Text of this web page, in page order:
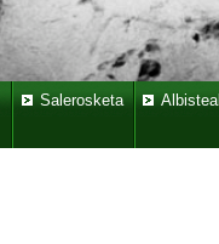
Salerosketa